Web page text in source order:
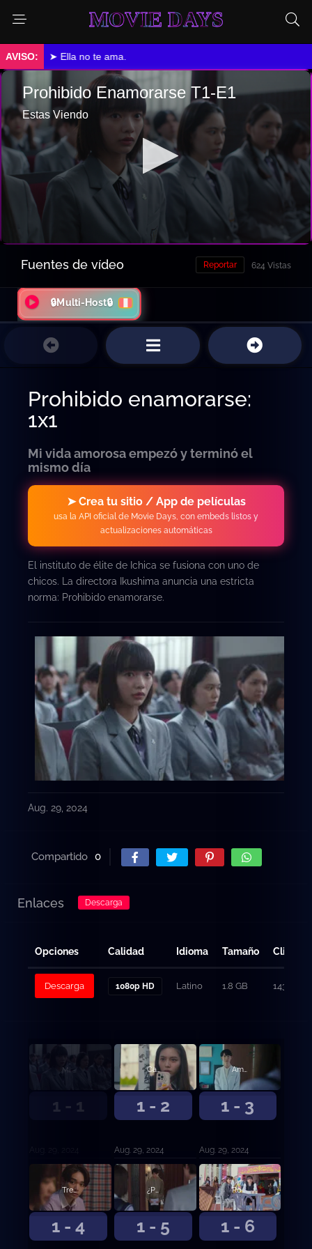
MOVIE DAYS
➤ Ella no te ama.
Fuentes de vídeo 624 Vistas
Reportar
🔒Multi-Host🔒
Prohibido enamorarse:
1x1
Mi vida amorosa empezó y terminó el
mismo día
➤ Crea tu sitio / App de películas
usa la API oficial de Movie Days, con embeds listos y
actualizaciones automáticas
El instituto de élite de Ichica se fusiona con uno de
chicos. La directora Ikushima anuncia una estricta
norma: Prohibido enamorarse.
Aug. 29, 2024
Compartido 0
Enlaces Descarga
Opciones Calidad Idioma Tamaño Clicks
Descarga 1080p HD Latino 1.8 GB 143
1 - 1
Mi vida amorosa empezó y terminó el mismo día
1 - 2
Cazaconejos
Aug. 29, 2024
1 - 3
Amor en el coro
Aug. 29, 2024
1 - 4
Tres razones para no enamorarse
1 - 5
¿Por qué no cuentan los romances gais?
1 - 6
Romance en el festival